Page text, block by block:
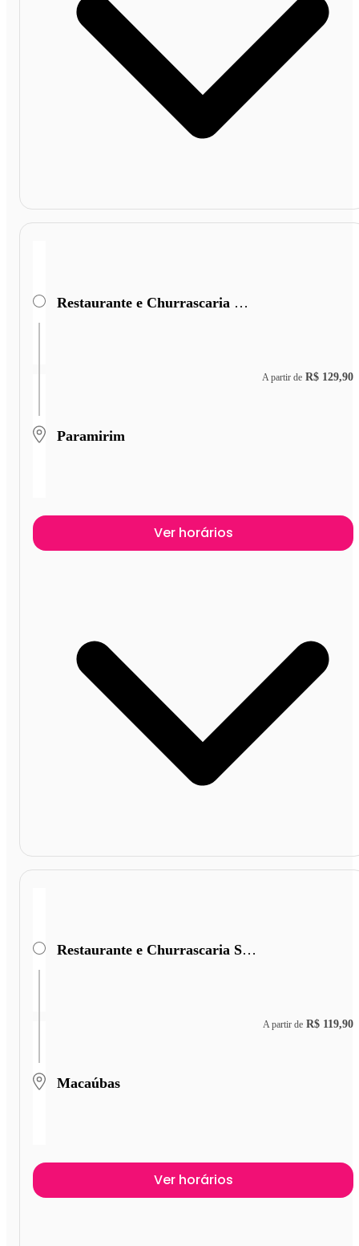
Restaurante e Churrascaria São Cristóvão
Paramirim
A partir de R$ 129,90
Ver horários
Restaurante e Churrascaria São Cristóvão
Macaúbas
A partir de R$ 119,90
Ver horários